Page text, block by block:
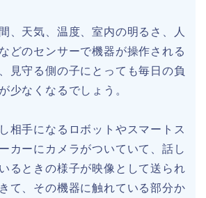
、天気、温度、室内の明るさ、人
どのセンサーで機器が操作される
見守る側の子にとっても毎日の負
少なくなるでしょう。
相手になるロボットやスマートス
カーにカメラがついていて、話し
るときの様子が映像として送られ
て、その機器に触れている部分か